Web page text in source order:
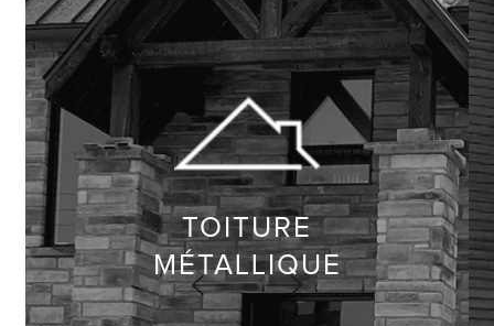
TOITURE
MÉTALLIQUE